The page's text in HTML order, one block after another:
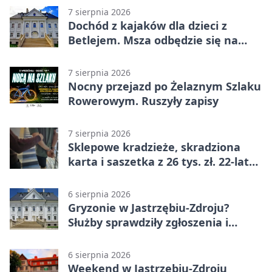
7 sierpnia 2026
Dochód z kajaków dla dzieci z
Betlejem. Msza odbędzie się na
7 sierpnia 2026
Nocny przejazd po Żelaznym Szlaku
Rowerowym. Ruszyły zapisy
7 sierpnia 2026
Sklepowe kradzieże, skradziona
karta i saszetka z 26 tys. zł. 22-latek
6 sierpnia 2026
Gryzonie w Jastrzębiu-Zdroju?
Służby sprawdziły zgłoszenia i
6 sierpnia 2026
Weekend w Jastrzębiu-Zdroju